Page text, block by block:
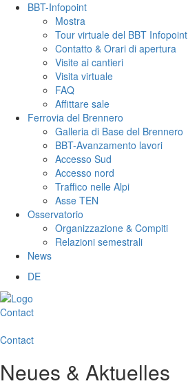
BBT-Infopoint
Mostra
Tour virtuale del BBT Infopoint
Contatto & Orari di apertura
Visite ai cantieri
Visita virtuale
FAQ
Affittare sale
Ferrovia del Brennero
Galleria di Base del Brennero
BBT-Avanzamento lavori
Accesso Sud
Accesso nord
Traffico nelle Alpi
Asse TEN
Osservatorio
Organizzazione & Compiti
Relazioni semestrali
News
DE
Contact
Contact
Neues & Aktuelles